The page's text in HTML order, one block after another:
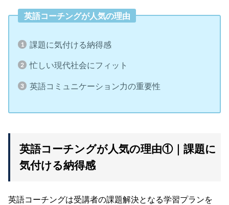
英語コーチングが人気の理由
課題に気付ける納得感
忙しい現代社会にフィット
英語コミュニケーション力の重要性
英語コーチングが人気の理由①｜課題に
気付ける納得感
英語コーチングは受講者の課題解決となる学習プランを